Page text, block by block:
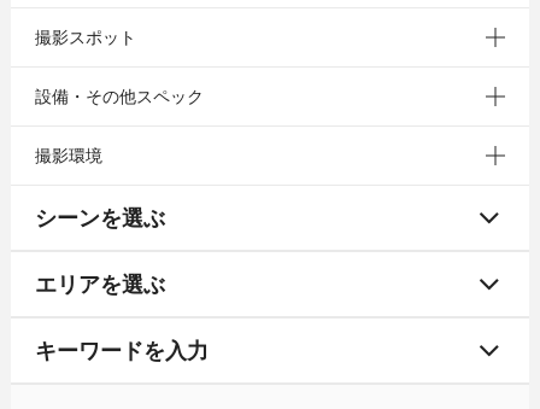
撮影スポット
設備・その他スペック
撮影環境
シーンを選ぶ
エリアを選ぶ
キーワードを入力